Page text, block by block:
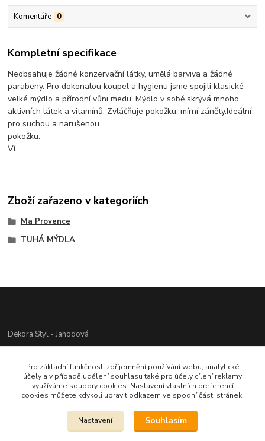
Komentáře 0
Kompletní specifikace
Neobsahuje žádné konzervační látky, umělá barviva a žádné
parabeny. Pro dokonalou koupel a hygienu jsme spojili klasické
velké mýdlo a přírodní vůni medu. Mýdlo v sobě skrývá mnoho
aktivních látek a vitamínů. Zvláčňuje pokožku, mírní záněty.Ideální
pro suchou a narušenou
pokožku.
Ví
Zboží zařazeno v kategoriích
Ma Provence
TUHÁ MÝDLA
Dekora Styl - Jahodová
721312944
info@zbozi-darky.cz
Pro základní funkčnost, zpříjemnění používání webu, analytické
účely a v případě udělení souhlasu také pro účely cílení reklamy
využíváme soubory cookies. Nastavení vlastních preferencí
cookies můžete kdykoli upravit odkazem ve spodní části stránek.
Nastavení Souhlasím